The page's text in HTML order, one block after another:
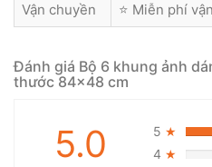
Vận chuyền
⭐ Miễn phí
Đánh giá Bộ 6 khung ảnh
thước 84x48 cm
5.0 5 ★
4 ★